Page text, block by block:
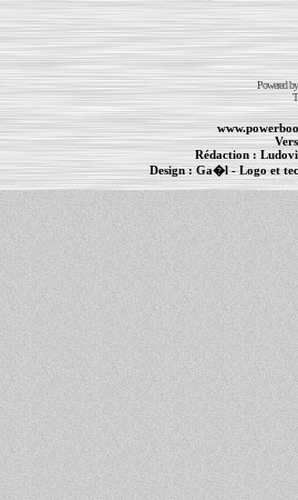
Powered
Rédaction :
Design :Ga�l - Logo et
PowerBook-MacBook Pro